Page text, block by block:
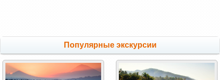
Популярные экскурсии